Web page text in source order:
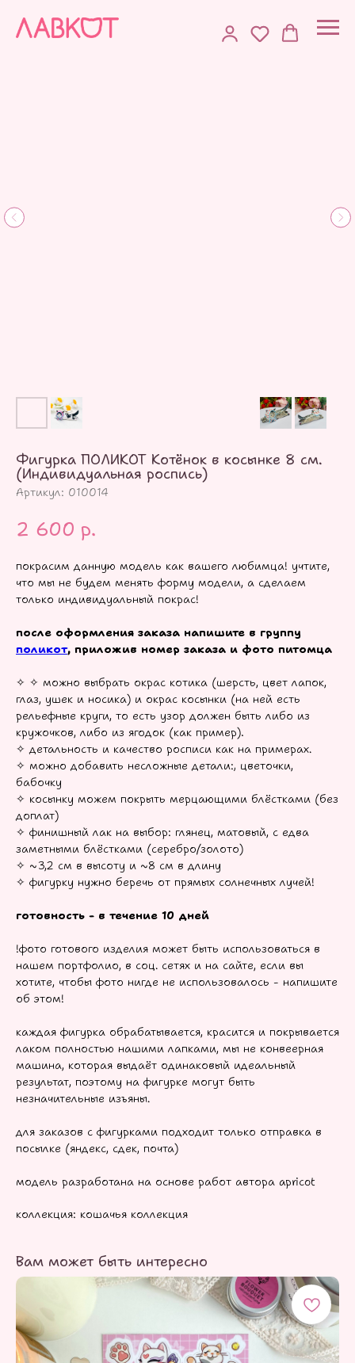
Фигурка ПОЛИКОТ Котёнок в косынке 8 см.
(Индивидуальная роспись)
Артикул: 010014
2 600 р.
покрасим данную модель как вашего любимца! учтите,
что мы не будем менять форму модели, а сделаем
только индивидуальный покрас!
после оформления заказа напишите в группу
поликот, приложив номер заказа и фото питомца
✧ ✧ можно выбрать окрас котика (шерсть, цвет лапок,
глаз, ушек и носика) и окрас косынки (на ней есть
рельефные круги, то есть узор должен быть либо из
кружочков, либо из ягодок (как пример).
✧ детальность и качество росписи как на примерах.
✧ можно добавить несложные детали:, цветочки,
бабочку
✧ косынку можем покрыть мерцающими блёстками (без
доплат)
✧ финишный лак на выбор: глянец, матовый, с едва
заметными блёстками (серебро/золото)
✧ ~3,2 см в высоту и ~8 см в длину
✧ фигурку нужно беречь от прямых солнечных лучей!
готовность - в течение 10 дней
!фото готового изделия может быть использоваться в
нашем портфолио, в соц. сетях и на сайте, если вы
хотите, чтобы фото нигде не использовалось - напишите
об этом!
каждая фигурка обрабатывается, красится и покрывается
лаком полностью нашими лапками, мы не конвеерная
машина, которая выдаёт одинаковый идеальный
результат, поэтому на фигурке могут быть
незначительные изъяны.
для заказов с фигурками подходит только отправка в
посылке (яндекс, сдек, почта)
модель разработана на основе работ автора apricot
коллекция: кошачья коллекция
Вам может быть интересно